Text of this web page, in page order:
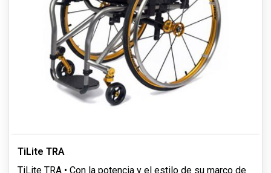
TiLite TRA
TiLite TRA • Con la potencia y el estilo de su marco de